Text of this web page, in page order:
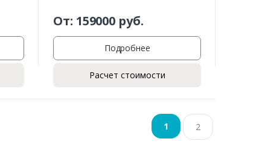
От: 159000 руб.
Подробнее
Расчет стоимости
1 2